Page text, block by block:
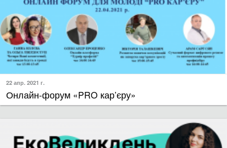
22 апр. 2021 г.
Онлайн-форум «PRO кар’єру»